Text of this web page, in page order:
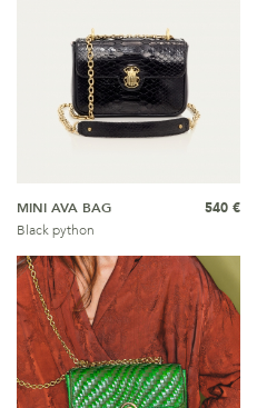
MINI AVA BAG
Black python
540 €